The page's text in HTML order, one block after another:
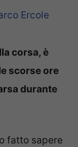
Ercole
corsa, è
scorse ore
durante
fatto sapere